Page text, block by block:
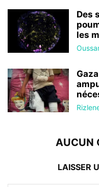
Des
les
AUCUN
LAISSER